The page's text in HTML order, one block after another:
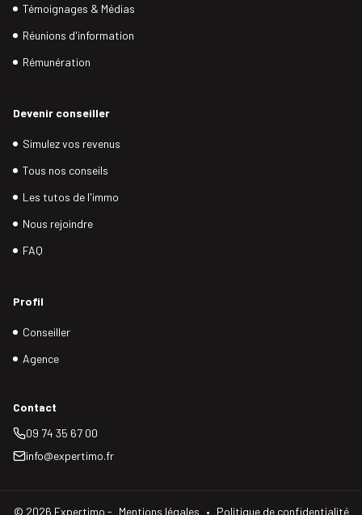
Témoignages & Médias
Réunions d'information
Rémunération
Devenir conseiller
Simulez vos revenus
Tous nos conseils
Les tutos de l'immo
Nous rejoindre
FAQ
Profil
Conseiller
Agence
Contact
09 74 35 67 00
info@expertimo.fr
© 2026 Expertimo - Mentions légales • Politique de confidentialité